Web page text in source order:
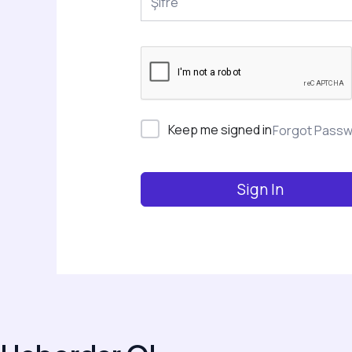
Keep me signed inForgot
Sign In